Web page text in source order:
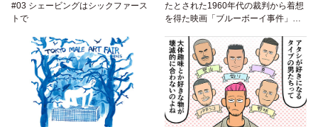
#03 シェービングはシックファース
トで
たとされた1960年代の裁判から着想
を得た映画「ブルーボーイ事件」が
女性の中川未悠やドラァグクイーン
のイズミ・セクシーらが出演